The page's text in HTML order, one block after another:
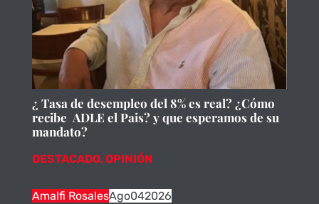
¿ Tasa de desempleo del 8% es real? ¿Cómo
recibe ADLE el Pais? y que esperamos de su
mandato?
DESTACADO,OPINIÓN
Amalfi RosalesAgo042026